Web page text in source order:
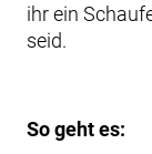
ihr ein
seid.
So geht es: